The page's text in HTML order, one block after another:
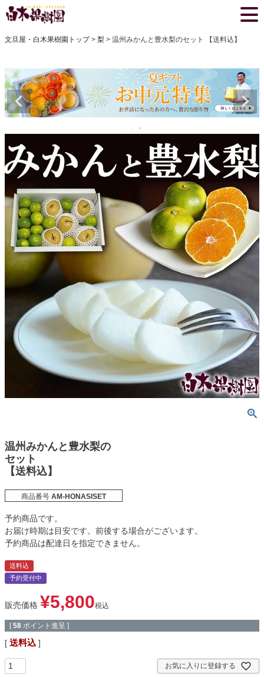
文旦屋・白木果樹園トップ 梨 温州みかんと豊水梨のセット 【送料込】
温州みかんと豊水梨の
セット
【送料込】
商品番号 AM-HONASISET
予約商品です。
お届け時期は目安です。前後する場合がございます。
予約商品は配達日を指定できません。
送料込
予約受付中
販売価格 ¥5,800税込
[ 58 ポイント進呈 ]
送料込
お気に入りに登録する